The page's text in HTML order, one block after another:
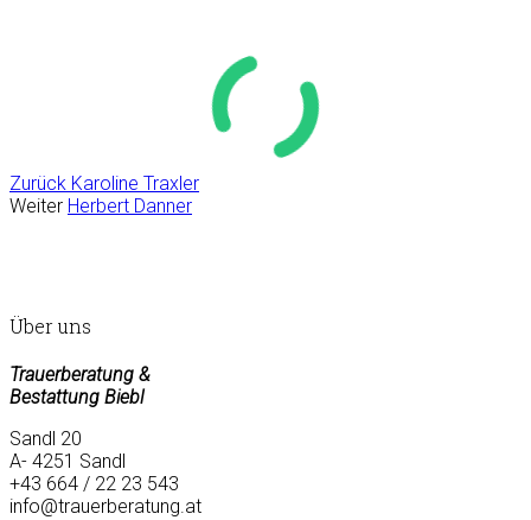
Zurück Karoline Traxler
Weiter Herbert Danner
Über uns
Trauerberatung &
Bestattung Biebl
Sandl 20
A- 4251 Sandl
+43 664 / 22 23 543
info@trauerberatung.at